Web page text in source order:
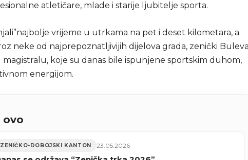
atletičare, mlade i starije ljubitelje sporta.
vrijeme u utrkama na pet i deset kilometara, a
neke od najprepoznatljivijih dijelova grada, zenički
koje su danas bile ispunjene sportskim duhom,
energijom.
ovo
ZENIČKO-DOBOJSKI KANTON 23.05.2026